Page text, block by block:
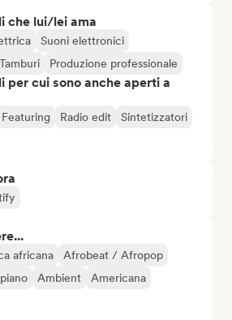
che lui/lei ama
Suoni elettronici
Tamburi Produzione professionale
cui sono anche aperti a
Featuring Radio edit
Sintetizzatori
africana
Afrobeat / Afropop
Ambient
Americana